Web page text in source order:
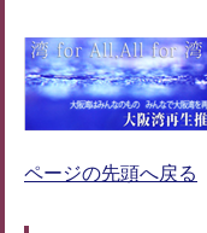
ページの先頭へ戻る